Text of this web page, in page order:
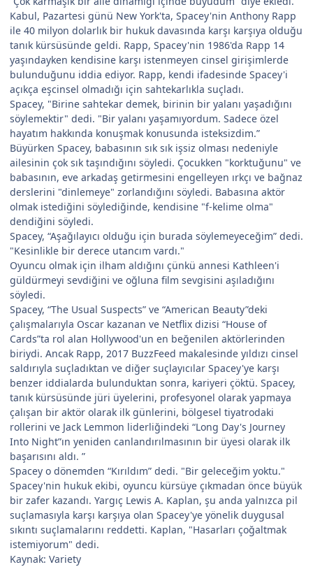
Kabul, Pazartesi günü New York'ta, Spacey'nin Anthony Rapp
ile 40 milyon dolarlık bir hukuk davasında karşı karşıya olduğu
tanık kürsüsünde geldi. Rapp, Spacey'nin 1986'da Rapp 14
yaşındayken kendisine karşı istenmeyen cinsel girişimlerde
bulunduğunu iddia ediyor. Rapp, kendi ifadesinde Spacey'i
açıkça eşcinsel olmadığı için sahtekarlıkla suçladı.
Spacey, "Birine sahtekar demek, birinin bir yalanı yaşadığını
söylemektir" dedi. "Bir yalanı yaşamıyordum. Sadece özel
hayatım hakkında konuşmak konusunda isteksizdim.”
Büyürken Spacey, babasının sık sık işsiz olması nedeniyle
ailesinin çok sık taşındığını söyledi. Çocukken "korktuğunu" ve
babasının, eve arkadaş getirmesini engelleyen ırkçı ve bağnaz
derslerini "dinlemeye" zorlandığını söyledi. Babasına aktör
olmak istediğini söylediğinde, kendisine "f-kelime olma"
dendiğini söyledi.
Spacey, “Aşağılayıcı olduğu için burada söylemeyeceğim” dedi.
"Kesinlikle bir derece utancım vardı."
Oyuncu olmak için ilham aldığını çünkü annesi Kathleen'i
güldürmeyi sevdiğini ve oğluna film sevgisini aşıladığını
söyledi.
Spacey, “The Usual Suspects” ve “American Beauty”deki
çalışmalarıyla Oscar kazanan ve Netflix dizisi “House of
Cards”ta rol alan Hollywood'un en beğenilen aktörlerinden
biriydi. Ancak Rapp, 2017 BuzzFeed makalesinde yıldızı cinsel
saldırıyla suçladıktan ve diğer suçlayıcılar Spacey'ye karşı
benzer iddialarda bulunduktan sonra, kariyeri çöktü. Spacey,
tanık kürsüsünde jüri üyelerini, profesyonel olarak yapmaya
çalışan bir aktör olarak ilk günlerini, bölgesel tiyatrodaki
rollerini ve Jack Lemmon liderliğindeki “Long Day's Journey
Into Night”ın yeniden canlandırılmasının bir üyesi olarak ilk
başarısını aldı. ”
Spacey o dönemden “Kırıldım” dedi. "Bir geleceğim yoktu."
Spacey'nin hukuk ekibi, oyuncu kürsüye çıkmadan önce büyük
bir zafer kazandı. Yargıç Lewis A. Kaplan, şu anda yalnızca pil
suçlamasıyla karşı karşıya olan Spacey'ye yönelik duygusal
sıkıntı suçlamalarını reddetti. Kaplan, "Hasarları çoğaltmak
istemiyorum" dedi.
Kaynak: Variety